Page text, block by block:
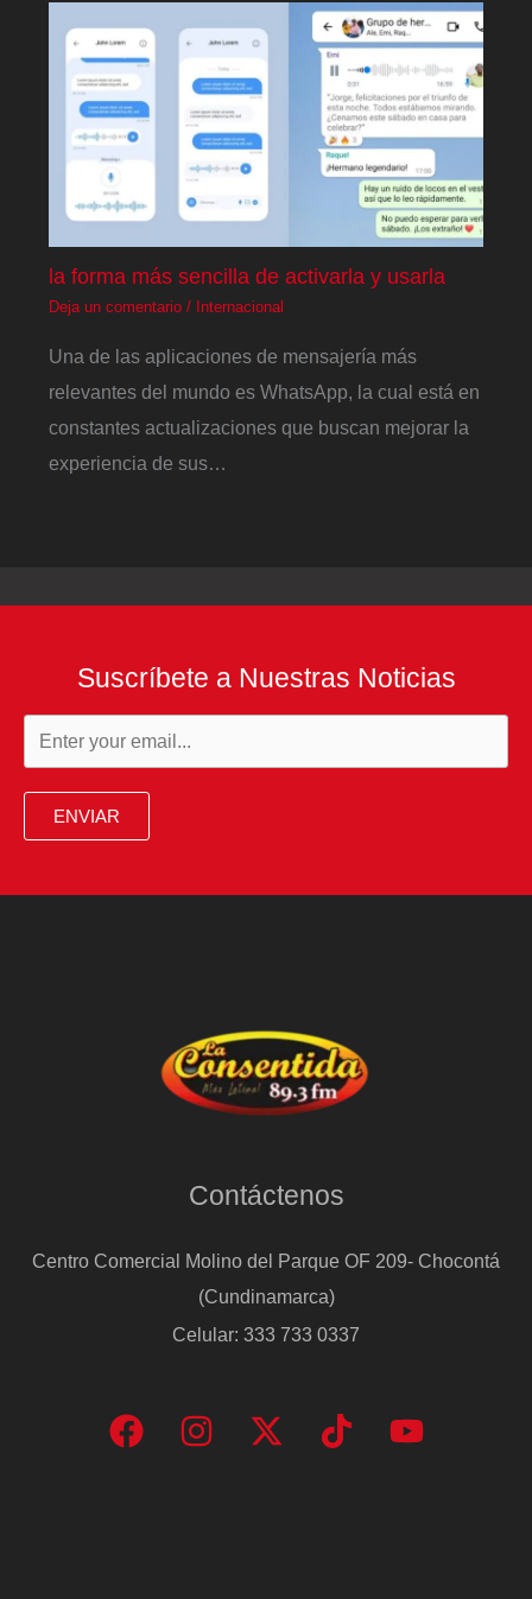
la forma más sencilla de activarla y usarla
Deja un comentario / Internacional
Una de las aplicaciones de mensajería más
relevantes del mundo es WhatsApp, la cual está en
constantes actualizaciones que buscan mejorar la
experiencia de sus…
Suscríbete a Nuestras Noticias
ENVIAR
Contáctenos
Centro Comercial Molino del Parque OF 209- Chocontá
(Cundinamarca)
Celular: 333 733 0337